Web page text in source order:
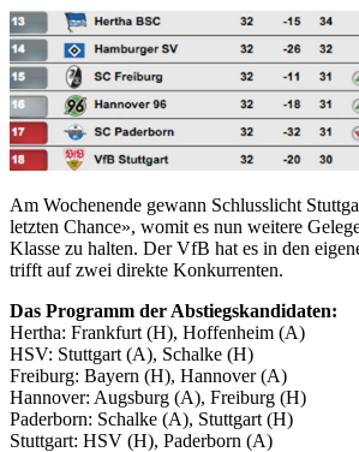
Am Wochenende gewann Schlusslicht
letzten Chance», womit es nun weitere
Klasse zu halten. Der VfB hat es in den
trifft auf zwei direkte Konkurrenten.
Das Programm der Abstiegskandidaten:
Hertha: Frankfurt (H), Hoffenheim (A)
HSV: Stuttgart (A), Schalke (H)
Freiburg: Bayern (H), Hannover (A)
Hannover: Augsburg (A), Freiburg (H)
Paderborn: Schalke (A), Stuttgart (H)
Stuttgart: HSV (H), Paderborn (A)